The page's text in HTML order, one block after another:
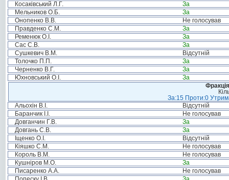
Косаківський Л.Г.
За
Мельников О.Б.
За
Онопенко В.В.
Не голосував
Правденко С.М.
За
Ременюк О.І.
За
Сас С.В.
За
Сушкевич В.М.
Відсутній
Толочко П.П.
За
Черненко В.Г.
За
Юхновський О.І.
За
За:15 Проти:0
Альохін В.І.
Відсутній
Баранчик І.І.
Не голосував
Довганчин Г.В.
За
Довгань С.В.
За
Іщенко О.І.
Відсутній
Кіяшко С.М.
Не голосував
Король В.М.
Не голосував
Кушніров М.О.
За
Писаренко А.А.
Не голосував